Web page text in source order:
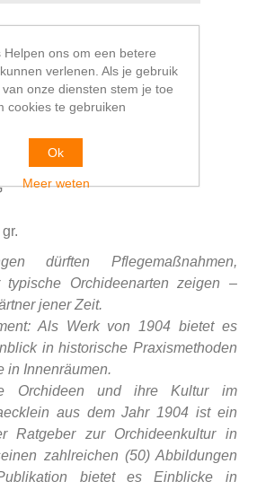
& Sohn, Frankfurt a. d. Oder
dürften Pflegemaßnahmen,
typische Orchideenarten zeigen –
jener Zeit.
Als Werk von 1904 bietet es
in historische Praxismethoden
in Innenräumen.
Orchideen und ihre Kultur im
aus dem Jahr 1904 ist ein
Ratgeber zur Orchideenkultur in
zahlreichen (50) Abbildungen
bietet es Einblicke in
Helpen ons om een betere
verlenen. Als je gebruik
onze diensten stem je toe
cookies te gebruiken
Ok
Meer weten